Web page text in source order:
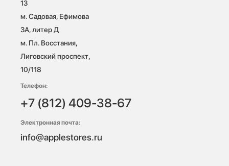
13
м. Садовая, Ефимова
3А, литер Д
м. Пл. Восстания,
Лиговский проспект,
10/118
Телефон:
+7 (812) 409-38-67
Электронная почта:
info@applestores.ru